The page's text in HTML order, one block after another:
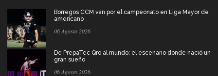
Borregos CCM van por el campeonato en Liga Mayor de
americano
06 Agosto 2026
De PrepaTec Qro al mundo: el escenario donde nació un
gran sueño
06 Agosto 2026